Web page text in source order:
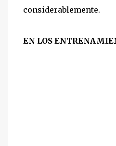
considerablemente.
EN LOS